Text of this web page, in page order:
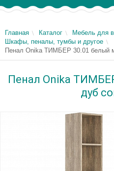
Главная Каталог
Мебель для
Шкафы, пеналы, тумбы и другое
Пенал Onika ТИМБЕР 30.01 белый
Пенал Onika
дуб